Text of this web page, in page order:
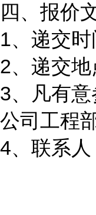
四、报价
1、递交
2、递交
3、凡有
公司工程部
4、联系